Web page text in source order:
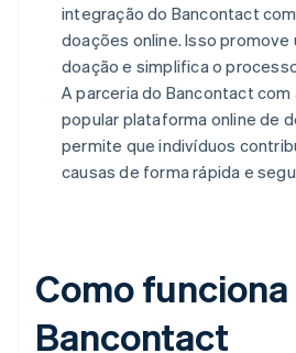
integração do Bancontact
doações online. Isso promove
doação e simplifica o
A parceria do Bancontact com
popular plataforma online de
permite que indivíduos
causas de forma rápida e
Como funciona
Bancontact